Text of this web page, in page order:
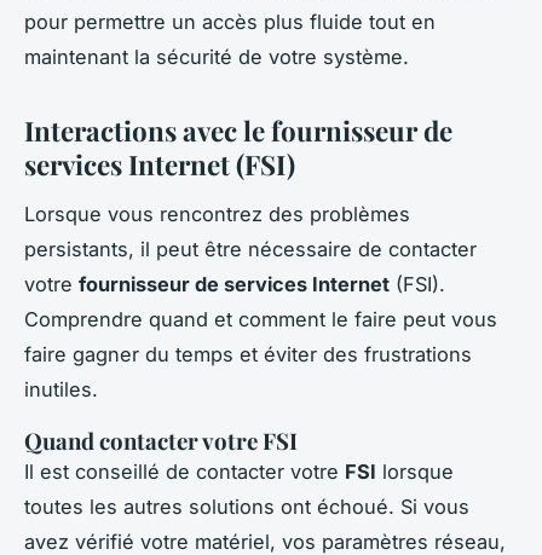
pour permettre un accès plus fluide tout en
maintenant la sécurité de votre système.
Interactions avec le fournisseur de
services Internet (FSI)
Lorsque vous rencontrez des problèmes
persistants, il peut être nécessaire de contacter
votre fournisseur de services Internet (FSI).
Comprendre quand et comment le faire peut vous
faire gagner du temps et éviter des frustrations
inutiles.
Quand contacter votre FSI
Il est conseillé de contacter votre FSI lorsque
toutes les autres solutions ont échoué. Si vous
avez vérifié votre matériel, vos paramètres réseau,